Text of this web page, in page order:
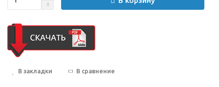
В закладки В сравнение